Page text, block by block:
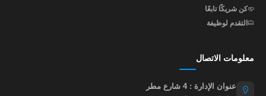
كن شريكًا تابعًا
التقدم لوظيفة
معلومات الاتصال
عنوان الإدارة : 4 شارع مطر